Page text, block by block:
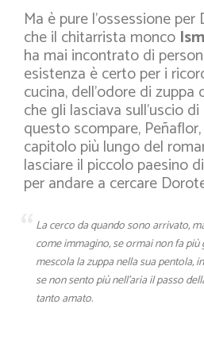
Ma è pure l’ossessione
che il chitarrista monco
ha mai incontrato di
esistenza è certo per i
cucina, dell’odore di
che gli lasciava sull’uscio
questo scompare,
capitolo più lungo del
lasciare il piccolo paesino
per andare a cercare
La cerco da quando sono arrivato,
come immagino, se ormai non fa
mescola la zuppa nella sua pentola,
se non sento più nell’aria il passo
tanto amato.